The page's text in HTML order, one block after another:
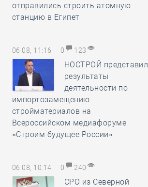
отправились строить атомную
станцию в Египет
06.08, 11:16 0 123
НОСТРОЙ представил
результаты
деятельности по
импортозамещению
стройматериалов на
Всероссийском медиафоруме
«Строим будущее России»
06.08, 10:14 0 240
СРО из Северной